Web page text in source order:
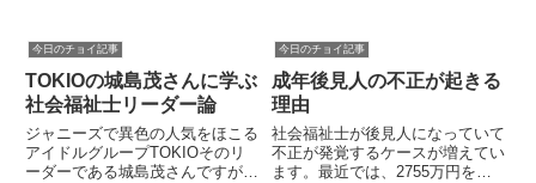
今日のチョイ記事
TOKIOの城島茂さんに学ぶ
社会福祉士リーダー論
ジャニーズで異色の人気をほこる
アイドルグループTOKIOそのリ
ーダーである城島茂さんですが、
今日のチョイ記事
成年後見人の不正が起きる
理由
社会福祉士が後見人になっていて
不正が発覚するケースが増えてい
ます。最近では、2755万円を着